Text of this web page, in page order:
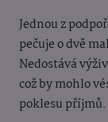
Jednou z
pečuje o dvě
Nedostává
což by mohlo
poklesu příjmů.